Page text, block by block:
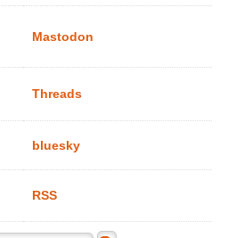
Mastodon
Threads
bluesky
RSS